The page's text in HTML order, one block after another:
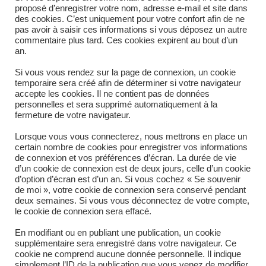
l'eau. Formé d'un vantail en pointe de
diamant, avec pommelles permettant de le
COMMENTAIRES FERMÉSSUR
COUVERCLE
DE
TRÉMIE
proposé d’enregistrer votre nom, adresse e-mail et site dans
des cookies. C’est uniquement pour votre confort afin de ne
pas avoir à saisir ces informations si vous déposez un autre
commentaire plus tard. Ces cookies expirent au bout d’un
an.
Si vous vous rendez sur la page de connexion, un cookie
temporaire sera créé afin de déterminer si votre navigateur
accepte les cookies. Il ne contient pas de données
personnelles et sera supprimé automatiquement à la
fermeture de votre navigateur.
Lorsque vous vous connecterez, nous mettrons en place un
certain nombre de cookies pour enregistrer vos informations
de connexion et vos préférences d’écran. La durée de vie
d’un cookie de connexion est de deux jours, celle d’un cookie
d’option d’écran est d’un an. Si vous cochez « Se souvenir
de moi », votre cookie de connexion sera conservé pendant
deux semaines. Si vous vous déconnectez de votre compte,
le cookie de connexion sera effacé.
En modifiant ou en publiant une publication, un cookie
supplémentaire sera enregistré dans votre navigateur. Ce
cookie ne comprend aucune donnée personnelle. Il indique